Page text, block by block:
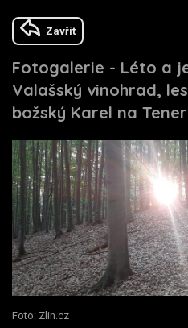
Zavřít
Fotogalerie - Léto a
Valašský vinohrad,
božský Karel na
Foto: Zlin.cz